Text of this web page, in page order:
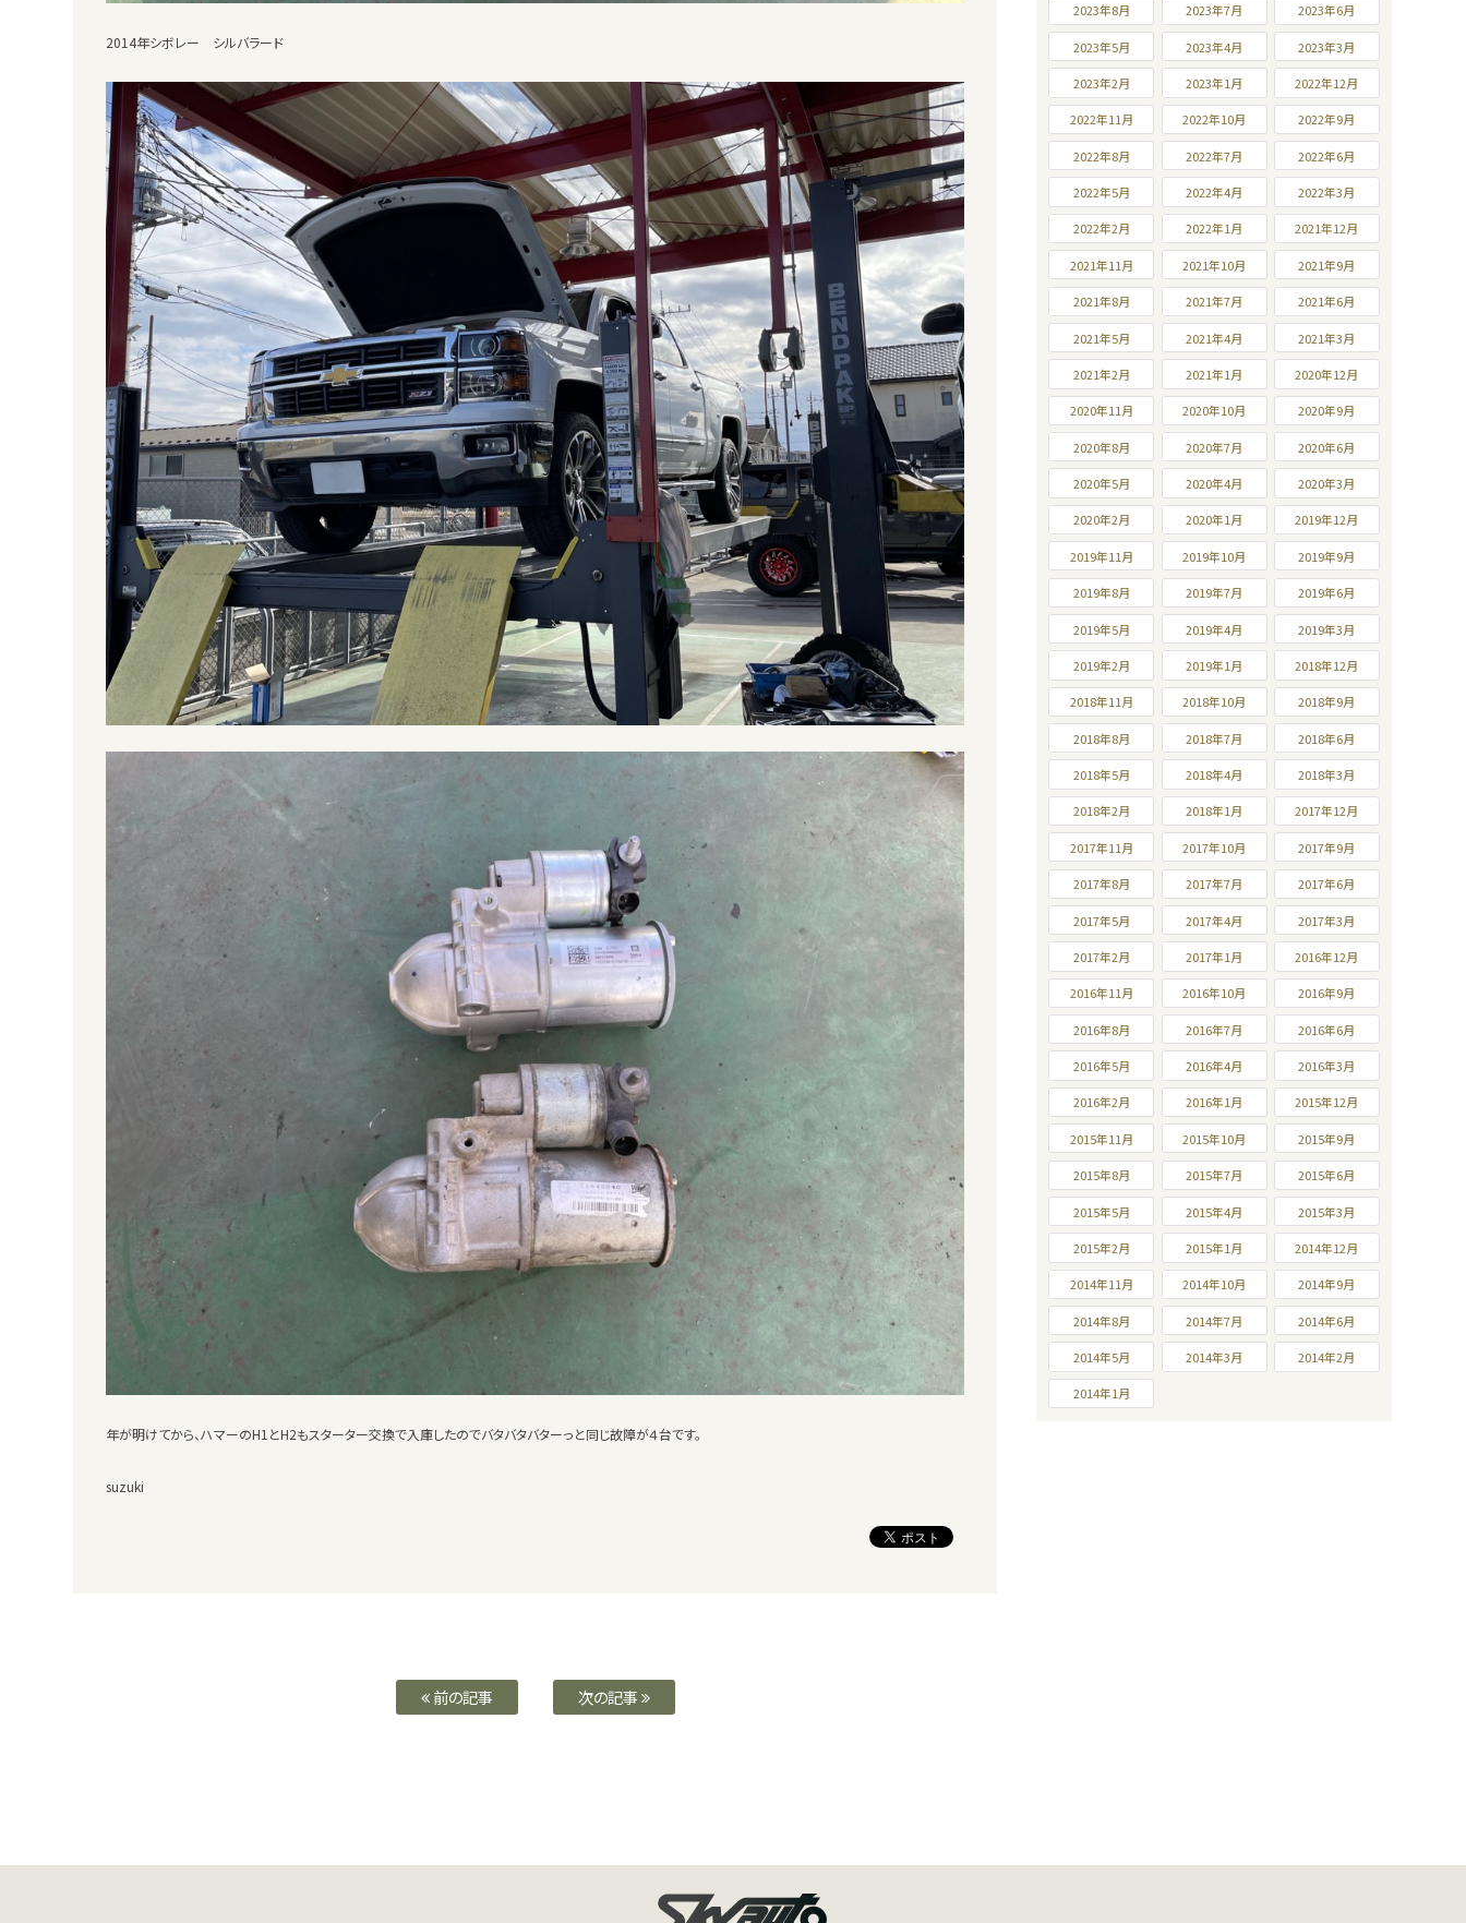
2014年シボレー シルバラード
年が明けてから、ハマーのH1とH2もスターター交換で入庫したのでバタバタバターっと同じ故障が４台です。
suzuki
前の記事 次の記事
2023年8月 2023年7月 2023年6月
2023年5月 2023年4月 2023年3月
2023年2月 2023年1月 2022年12月
2022年11月 2022年10月 2022年9月
2022年8月 2022年7月 2022年6月
2022年5月 2022年4月 2022年3月
2022年2月 2022年1月 2021年12月
2021年11月 2021年10月 2021年9月
2021年8月 2021年7月 2021年6月
2021年5月 2021年4月 2021年3月
2021年2月 2021年1月 2020年12月
2020年11月 2020年10月 2020年9月
2020年8月 2020年7月 2020年6月
2020年5月 2020年4月 2020年3月
2020年2月 2020年1月 2019年12月
2019年11月 2019年10月 2019年9月
2019年8月 2019年7月 2019年6月
2019年5月 2019年4月 2019年3月
2019年2月 2019年1月 2018年12月
2018年11月 2018年10月 2018年9月
2018年8月 2018年7月 2018年6月
2018年5月 2018年4月 2018年3月
2018年2月 2018年1月 2017年12月
2017年11月 2017年10月 2017年9月
2017年8月 2017年7月 2017年6月
2017年5月 2017年4月 2017年3月
2017年2月 2017年1月 2016年12月
2016年11月 2016年10月 2016年9月
2016年8月 2016年7月 2016年6月
2016年5月 2016年4月 2016年3月
2016年2月 2016年1月 2015年12月
2015年11月 2015年10月 2015年9月
2015年8月 2015年7月 2015年6月
2015年5月 2015年4月 2015年3月
2015年2月 2015年1月 2014年12月
2014年11月 2014年10月 2014年9月
2014年8月 2014年7月 2014年6月
2014年5月 2014年3月 2014年2月
2014年1月